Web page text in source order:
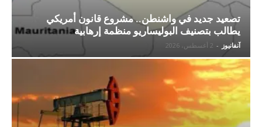
تصعيد جديد في واشنطن.. مشروع قانون أمريكي
يطالب بتصنيف البوليساريو منظمة إرهابية
آنفانيوز - 2 أغسطس، 2026